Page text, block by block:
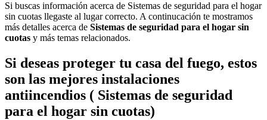
Si buscas información acerca de Sistemas de seguridad para el hogar
sin cuotas llegaste al lugar correcto. A continucación te mostramos
más detalles acerca de Sistemas de seguridad para el hogar sin
cuotas y más temas relacionados.
Si deseas proteger tu casa del fuego, estos
son las mejores instalaciones
antiincendios ( Sistemas de seguridad
para el hogar sin cuotas)